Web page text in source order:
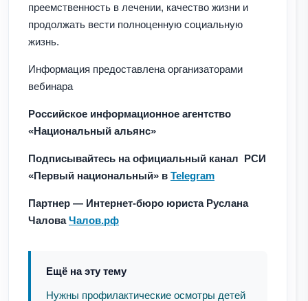
преемственность в лечении, качество жизни и
продолжать вести полноценную социальную
жизнь.
Информация предоставлена организаторами
вебинара
Российское информационное агентство
«Национальный альянс»
Подписывайтесь на официальный канал РСИ
«Первый национальный» в Telegram
Партнер — Интернет-бюро юриста Руслана
ЧаловаЧалов.рф
Ещё на эту тему
Нужны профилактические осмотры детей